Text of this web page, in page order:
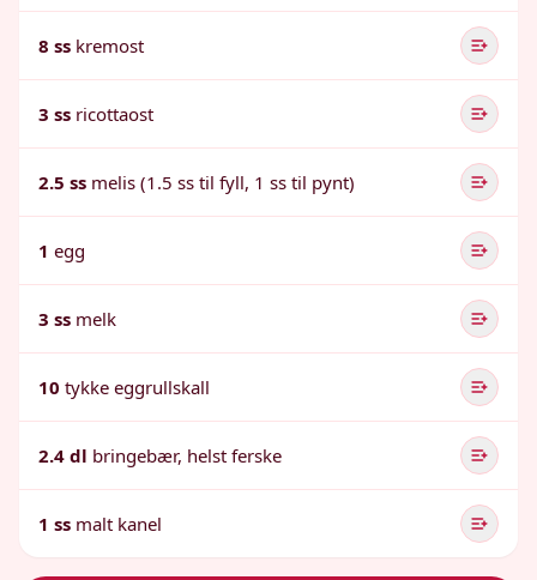
8 ss kremost
3 ss ricottaost
2.5 ss melis (1.5 ss til fyll, 1 ss til pynt)
1 egg
3 ss melk
10 tykke eggrullskall
2.4 dl bringebær, helst ferske
1 ss malt kanel